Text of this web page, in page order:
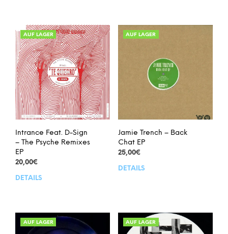
AUF LAGER
Intrance Feat. D-Sign
– The Psyche Remixes
EP
20,00€
DETAILS
AUF LAGER
Jamie Trench – Back
Chat EP
25,00€
DETAILS
AUF LAGER AUF LAGER